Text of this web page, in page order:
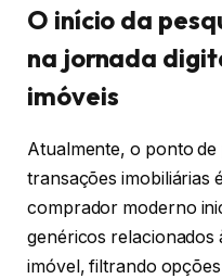
O início da
na jornada
imóveis
Atualmente, o ponto de
transações imobiliárias
comprador moderno
genéricos relacionados
imóvel, filtrando